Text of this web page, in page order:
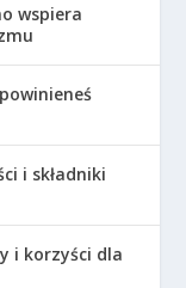
wspiera
i składniki
i korzyści dla